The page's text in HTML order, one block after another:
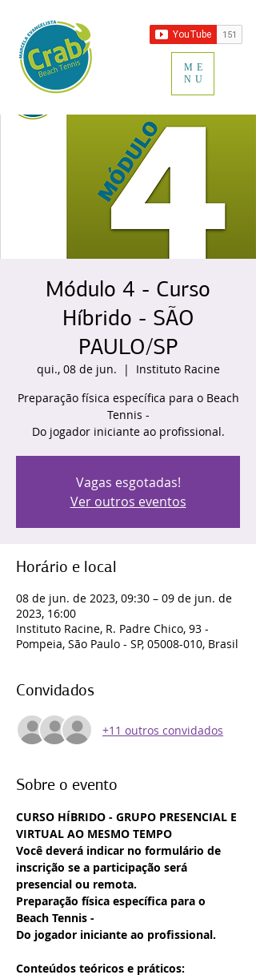
ME
NU
Módulo 4 - Curso
Híbrido - SÃO
PAULO/SP
qui., 08 de jun.
  |
Instituto Racine
Preparação física específica para o Beach
Tennis -
Do jogador iniciante ao profissional.
Vagas esgotadas!
Ver outros eventos
Horário e local
08 de jun. de 2023, 09:30 – 09 de jun. de
2023, 16:00
Instituto Racine, R. Padre Chico, 93 -
Pompeia, São Paulo - SP, 05008-010, Brasil
Convidados
+11 outros convidados
Sobre o evento
CURSO HÍBRIDO - GRUPO PRESENCIAL E
VIRTUAL AO MESMO TEMPO
Você deverá indicar no formulário de
inscrição se a participação será
presencial ou remota.
Preparação física específica para o
Beach Tennis -
Do jogador iniciante ao profissional.
Conteúdos teóricos e práticos: